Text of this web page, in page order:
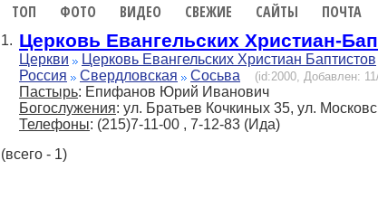
ТОП ФОТО ВИДЕО СВЕЖИЕ САЙТЫ ПОЧТА
1. Церковь Евангельских Христиан-
Церкви
Церковь Евангельских Христиан Баптистов
Россия
Свердловская Сосьва (id:2000, Добавлен:
Пастырь: Епифанов Юрий Иванович
Богослужения: ул. Братьев Кочкиных 35, ул.
Телефоны: (215)7-11-00 , 7-12-83 (Ида)
(всего - 1)